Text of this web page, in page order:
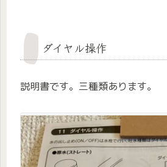
ダイヤル操作
説明書です。三種類あります。